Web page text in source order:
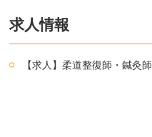
求人情報
【求人】柔道整復師・鍼灸師